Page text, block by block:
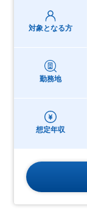
対象となる方
勤務地
想定年収